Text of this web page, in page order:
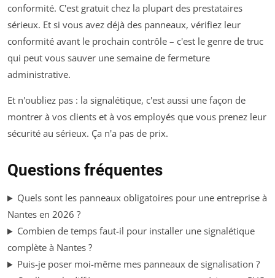
conformité. C'est gratuit chez la plupart des prestataires
sérieux. Et si vous avez déjà des panneaux, vérifiez leur
conformité avant le prochain contrôle – c'est le genre de truc
qui peut vous sauver une semaine de fermeture
administrative.
Et n'oubliez pas : la signalétique, c'est aussi une façon de
montrer à vos clients et à vos employés que vous prenez leur
sécurité au sérieux. Ça n'a pas de prix.
Questions fréquentes
Quels sont les panneaux obligatoires pour une entreprise à
Nantes en 2026 ?
Combien de temps faut-il pour installer une signalétique
complète à Nantes ?
Puis-je poser moi-même mes panneaux de signalisation ?